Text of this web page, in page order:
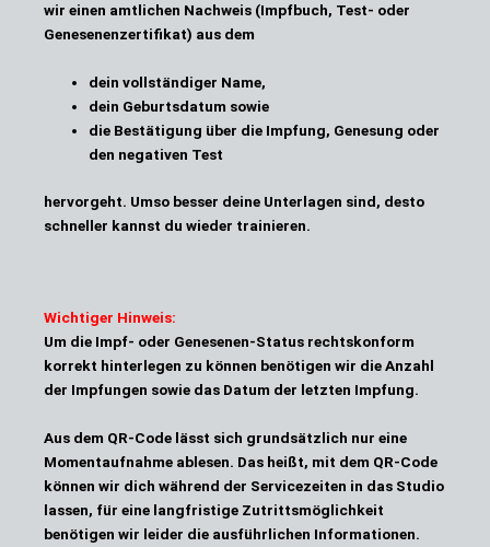
wir einen amtlichen Nachweis (Impfbuch, Test- oder
Genesenenzertifikat) aus dem
dein vollständiger Name,
dein Geburtsdatum sowie
die Bestätigung über die Impfung, Genesung oder
den negativen Test
hervorgeht. Umso besser deine Unterlagen sind, desto
schneller kannst du wieder trainieren.
Wichtiger Hinweis:
Um die Impf- oder Genesenen-Status rechtskonform
korrekt hinterlegen zu können benötigen wir die Anzahl
der Impfungen sowie das Datum der letzten Impfung.
Aus dem QR-Code lässt sich grundsätzlich nur eine
Momentaufnahme ablesen. Das heißt, mit dem QR-Code
können wir dich während der Servicezeiten in das Studio
lassen, für eine langfristige Zutrittsmöglichkeit
benötigen wir leider die ausführlichen Informationen.